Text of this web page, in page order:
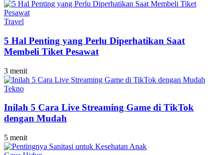
Travel
5 Hal Penting yang Perlu Diperhatikan Saat
Membeli Tiket Pesawat
3 menit
Tekno
Inilah 5 Cara Live Streaming Game di TikTok
dengan Mudah
5 menit